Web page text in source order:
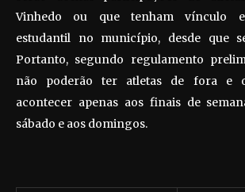
Vinhedo ou que tenham vínculo
estudantil no município, desde que
Portanto, segundo regulamento
não poderão ter atletas de fora e
acontecer apenas aos finais de
sábado e aos domingos.